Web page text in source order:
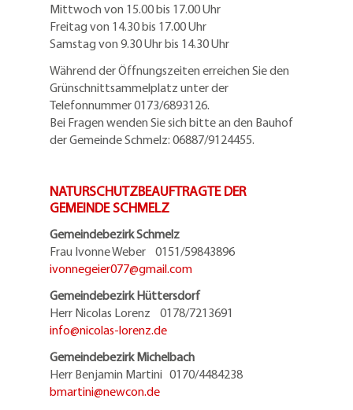
Mittwoch von 15.00 bis 17.00 Uhr
Freitag von 14.30 bis 17.00 Uhr
Samstag von 9.30 Uhr bis 14.30 Uhr
Während der Öffnungszeiten erreichen Sie den
Grünschnittsammelplatz unter der
Telefonnummer 0173/6893126.
Bei Fragen wenden Sie sich bitte an den Bauhof
der Gemeinde Schmelz: 06887/9124455.
NATURSCHUTZBEAUFTRAGTE DER
GEMEINDE SCHMELZ
Gemeindebezirk Schmelz
Frau Ivonne Weber 0151/59843896
ivonnegeier077@gmail.com
Gemeindebezirk Hüttersdorf
Herr Nicolas Lorenz 0178/7213691
info@nicolas-lorenz.de
Gemeindebezirk Michelbach
Herr Benjamin Martini 0170/4484238
bmartini@newcon.de